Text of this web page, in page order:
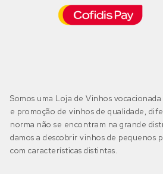
Somos uma Loja de Vinhos
e promoção de vinhos de qualidade,
norma não se encontram na grande
damos a descobrir vinhos de pequenos
com características distintas.